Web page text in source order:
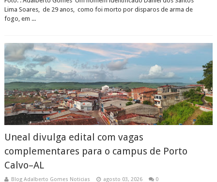
Lima Soares, de 29 anos, como foi morto por disparos de arma de
fogo, em ...
Uneal divulga edital com vagas
complementares para o campus de Porto
Calvo–AL
Blog Adalberto Gomes Noticias agosto 03, 2026 0